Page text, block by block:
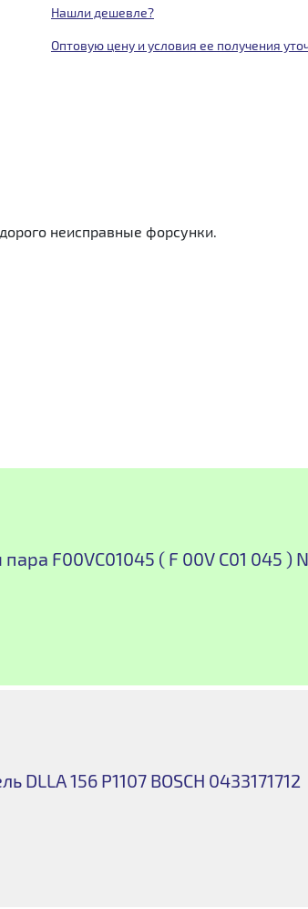
Нашли дешевле?
Оптовую цену и условия ее получения
неисправные форсунки.
F00VC01045 ( F 00V C01 045
DLLA 156 P1107 BOSCH 0433171712